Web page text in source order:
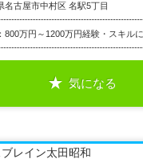
名古屋市中村区 名駅5丁目
800万円～1200万円経験・スキル
気になる
レイン太田昭和